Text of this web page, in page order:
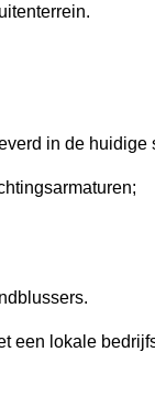
in de
een lokale